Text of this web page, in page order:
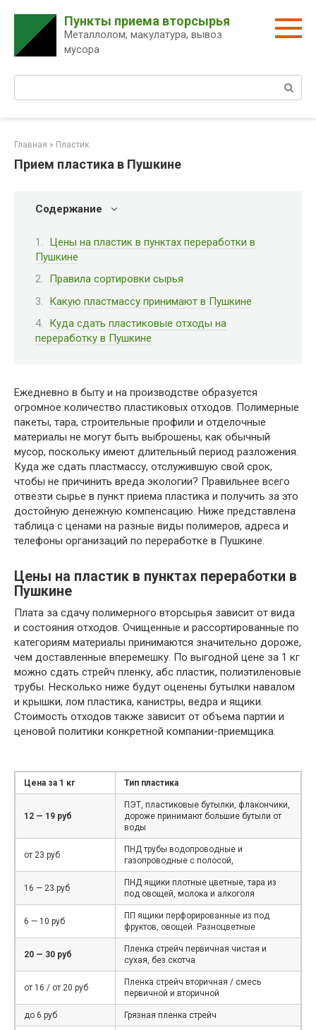
контенту
Пункты приема вторсырья
Металлолом, макулатура, вывоз
мусора
Главная » Пластик
Прием пластика в Пушкине
Содержание
Цены на пластик в пунктах переработки в
Пушкине
Правила сортировки сырья
Какую пластмассу принимают в Пушкине
Куда сдать пластиковые отходы на
переработку в Пушкине
Ежедневно в быту и на производстве образуется
огромное количество пластиковых отходов. Полимерные
пакеты, тара, строительные профили и отделочные
материалы не могут быть выброшены, как обычный
мусор, поскольку имеют длительный период разложения.
Куда же сдать пластмассу, отслужившую свой срок,
чтобы не причинить вреда экологии? Правильнее всего
отвезти сырье в пункт приема пластика и получить за это
достойную денежную компенсацию. Ниже представлена
таблица с ценами на разные виды полимеров, адреса и
телефоны организаций по переработке в Пушкине.
Цены на пластик в пунктах переработки в
Пушкине
Плата за сдачу полимерного вторсырья зависит от вида
и состояния отходов. Очищенные и рассортированные по
категориям материалы принимаются значительно дороже,
чем доставленные вперемешку. По выгодной цене за 1 кг
можно сдать стрейч пленку, абс пластик, полиэтиленовые
трубы. Несколько ниже будут оценены бутылки навалом
и крышки, лом пластика, канистры, ведра и ящики.
Стоимость отходов также зависит от объема партии и
ценовой политики конкретной компании-приемщика.
Цена за 1 кг Тип пластика
12 — 19 руб
ПЭТ, пластиковые бутылки, флакончики,
дороже принимают большие бутыли от
воды
от 23 руб
ПНД трубы водопроводные и
газопроводные с полосой,
16 — 23 руб
ПНД ящики плотные цветные, тара из
под овощей, молока и алкоголя
6 — 10 руб
ПП ящики перфорированные из под
фруктов, овощей. Разноцветные
20 — 30 руб
Пленка стрейч первичная чистая и
сухая, без скотча
от 16 / от 20 руб
Пленка стрейч вторичная / смесь
первичной и вторичной
до 6 руб Грязная пленка стрейч